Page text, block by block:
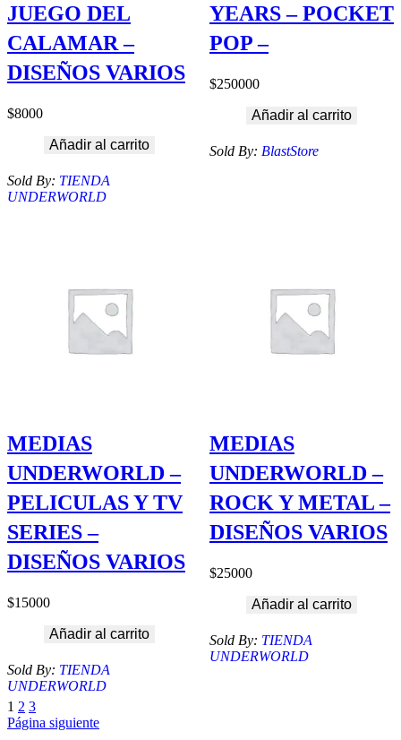
JUEGO DEL
CALAMAR –
DISEÑOS VARIOS
$8000
Añadir al carrito
Sold By: TIENDA
UNDERWORLD
YEARS – POCKET
POP –
$250000
Añadir al carrito
Sold By: BlastStore
MEDIAS
UNDERWORLD –
PELICULAS Y TV
SERIES –
DISEÑOS VARIOS
$15000
Añadir al carrito
Sold By: TIENDA
UNDERWORLD
MEDIAS
UNDERWORLD –
ROCK Y METAL –
DISEÑOS VARIOS
$25000
Añadir al carrito
Sold By: TIENDA
UNDERWORLD
1 2 3
Página siguiente